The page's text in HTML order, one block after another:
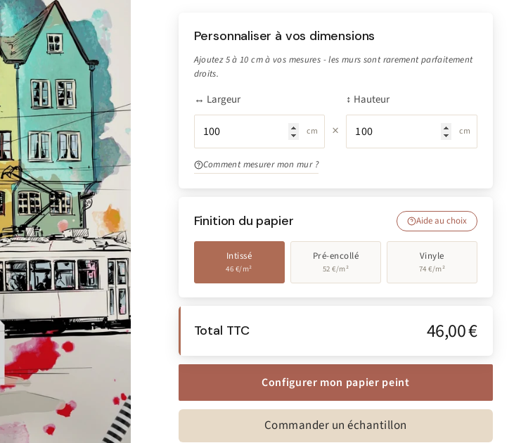
Personnaliser à vos dimensions
Ajoutez 5 à 10 cm à vos mesures - les murs sont rarement parfaitement
droits.
↔ Largeur
cm ×
↕ Hauteur
cm
Comment mesurer mon mur ?
Finition du papier Aide au choix
Intissé
46 €/m²
Pré-encollé
52 €/m²
Vinyle
74 €/m²
Total TTC 46,00 €
Configurer mon papier peint
Commander un échantillon